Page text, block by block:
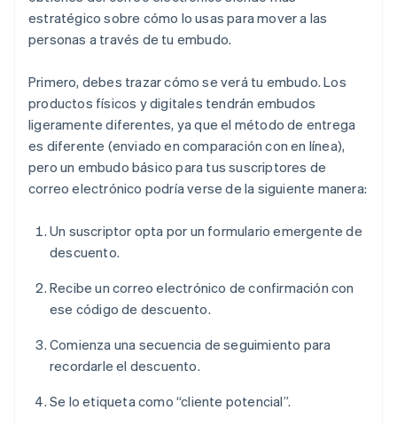
estratégico sobre cómo lo usas para mover a las
personas a través de tu embudo.
Primero, debes trazar cómo se verá tu embudo. Los
productos físicos y digitales tendrán embudos
ligeramente diferentes, ya que el método de entrega
es diferente (enviado en comparación con en línea),
pero un embudo básico para tus suscriptores de
correo electrónico podría verse de la siguiente manera:
Un suscriptor opta por un formulario emergente de
descuento.
Recibe un correo electrónico de confirmación con
ese código de descuento.
Comienza una secuencia de seguimiento para
recordarle el descuento.
Se lo etiqueta como “cliente potencial”.